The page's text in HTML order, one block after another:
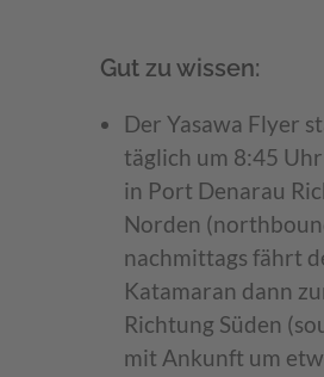
Gut zu wissen:
Der Yasawa Flyer
täglich um 8:45
in Port Denarau
Norden
nachmittags fährt
Katamaran dann
Richtung Süden
mit Ankunft um